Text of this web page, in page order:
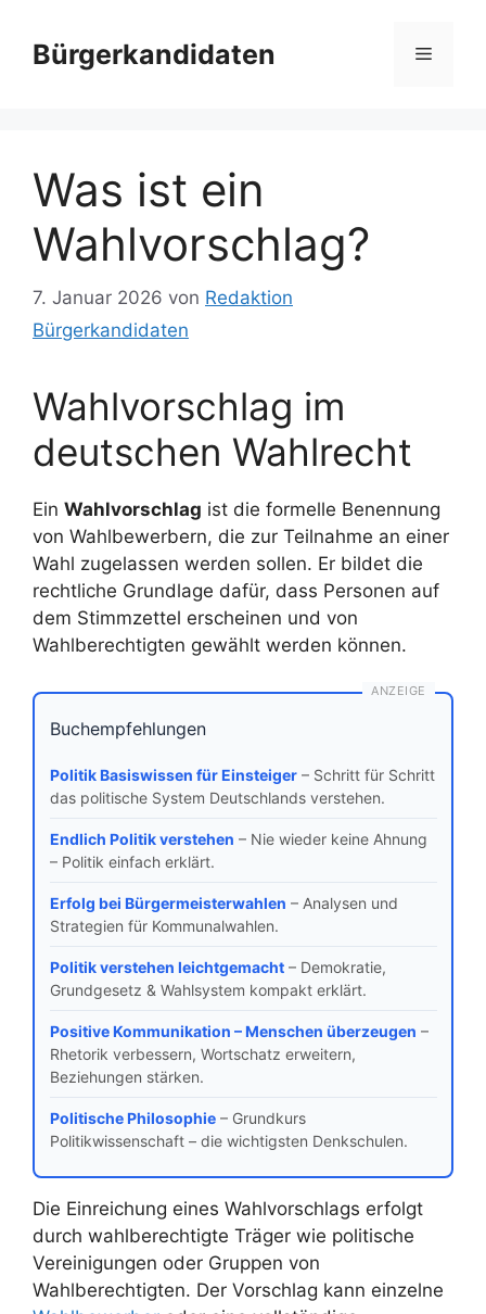
Inhalt
springen
Bürgerkandidaten Menü
Was ist ein
Wahlvorschlag?
7. Januar 2026 von Redaktion
Bürgerkandidaten
Wahlvorschlag im
deutschen Wahlrecht
Ein Wahlvorschlag ist die formelle Benennung
von Wahlbewerbern, die zur Teilnahme an einer
Wahl zugelassen werden sollen. Er bildet die
rechtliche Grundlage dafür, dass Personen auf
dem Stimmzettel erscheinen und von
Wahlberechtigten gewählt werden können.
ANZEIGE
Buchempfehlungen
Politik Basiswissen für Einsteiger– Schritt für Schritt
das politische System Deutschlands verstehen.
Endlich Politik verstehen – Nie wieder keine Ahnung
– Politik einfach erklärt.
Erfolg bei Bürgermeisterwahlen – Analysen und
Strategien für Kommunalwahlen.
Politik verstehen leichtgemacht– Demokratie,
Grundgesetz & Wahlsystem kompakt erklärt.
Positive Kommunikation – Menschen überzeugen –
Rhetorik verbessern, Wortschatz erweitern,
Beziehungen stärken.
Politische Philosophie– Grundkurs
Politikwissenschaft – die wichtigsten Denkschulen.
Die Einreichung eines Wahlvorschlags erfolgt
durch wahlberechtigte Träger wie politische
Vereinigungen oder Gruppen von
Wahlberechtigten. Der Vorschlag kann einzelne